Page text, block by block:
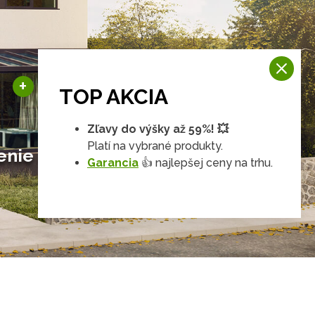
+ Zimné zahrady
Sezónne zimné záhrady
Hliníkové zimné záhrady
Posuvné zimné záhrady
Solárne zimné záhrady
& zasklenie
TOP AKCIA
Zľavy do výšky až 59%! 💥
Platí na vybrané produkty.
Garancia 👍 najlepšej ceny na trhu.